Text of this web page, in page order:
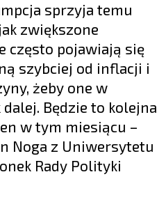
sprzyja temu
zwiększone
często pojawiają się
szybciej od inflacji i
żeby one w
Będzie to kolejna
w tym miesiącu –
Noga z Uniwersytetu
Rady Polityki